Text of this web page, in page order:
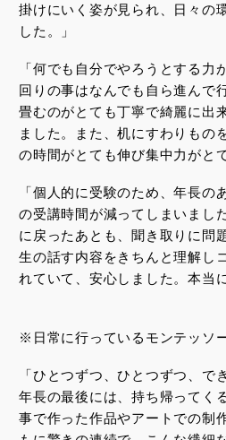
掛けにいく姿が見られ、日々の
した。」
「何でも自分でやろうとする力
回りの事はなんでも自ら進んで
畳むのがとても丁寧で綺麗に出
ました。また、机にすわりもの
の時間がとても伸び集中力がと
「個人的に受験のため、年長の
の受講時間が減ってしまいまし
に戻ったあとも、聞き取りに問
生の話す内容をきちんと理解し
れていて、安心しました。本当
※日常に行っているモンテッソ
「ひとつずつ、ひとつずつ、で
年長の最後には、持ち帰ってく
事で作った作品やアートでの制